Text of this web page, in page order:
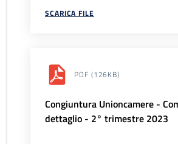
SCARICA FILE
PDF (126KB)
Congiuntura Unioncamere -
dettaglio - 2° trimestre 2023